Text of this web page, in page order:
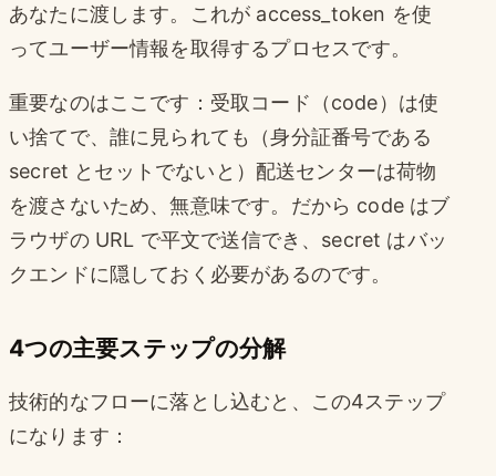
あなたに渡します。これが access_token を使
ってユーザー情報を取得するプロセスです。
重要なのはここです：受取コード（code）は使
い捨てで、誰に見られても（身分証番号である
secret とセットでないと）配送センターは荷物
を渡さないため、無意味です。だから code はブ
ラウザの URL で平文で送信でき、secret はバッ
クエンドに隠しておく必要があるのです。
4つの主要ステップの分解
技術的なフローに落とし込むと、この4ステップ
になります：